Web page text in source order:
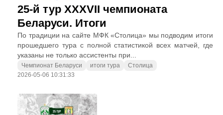
25-й тур XXXVII чемпионата
Беларуси. Итоги
По традиции на сайте МФК «Столица» мы подводим итоги
прошедшего тура с полной статистикой всех матчей, где
указаны не только ассистенты при...
Чемпионат Беларуси итоги тура
Столица
2026-05-06 10:31:33